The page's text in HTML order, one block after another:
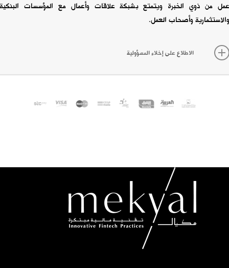
عمل من ذوي الخبرة ويتمتع بشبكة علاقات وأعمال مع المؤسسات البنكية
والاستثمارية وأصحاب العمل.
الاطلاع على إخلاء المسؤولية
الدين والاستثمار فيها. من خلال الوصول إلى هذا الموقع وأي صفحة منه، فإنك
للمستثمرين المسجلين في المنصة، كما أن هذه المعاملات مفتوحة لجميع المستثمرين
من المواطنين والمقيمين في المملكة العربية السعودية الغير قاصرين. يجب على
المستثمرين العلم بالمخاطر العالية المرتبطة بالمعاملات في هذه المنصة ومستعدون
لقبولها. حيث أن عروض التمويل الجماعي بالملكية أو أدوات الدين المطروحة على
هذا الموقع محفوفة بالمخاطر بطبيعتها؛ وتنطوي على مخاطر خسارة الاستثمار
بالكامل. الأوراق المالية المباعة من خلال عمليات الاكتتاب الخاصة والتمويل